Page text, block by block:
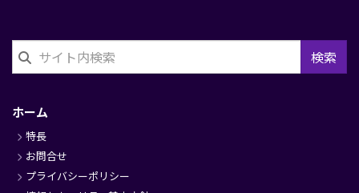
検索
ッ
タ
ー
ホーム
特長
お問合せ
プライバシーポリシー